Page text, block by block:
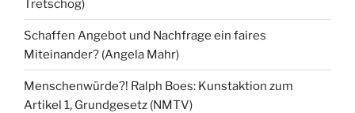
Tretschog)
Schaffen Angebot und Nachfrage ein faires
Miteinander? (Angela Mahr)
Menschenwürde?! Ralph Boes: Kunstaktion zum
Artikel 1, Grundgesetz (NMTV)